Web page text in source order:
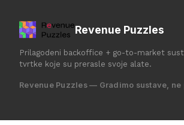
Revenue Puzzles
Prilagodeni backoffice + go-to-market
tvrtke koje su prerasle svoje alate.
Revenue Puzzles — Gradimo sustave,